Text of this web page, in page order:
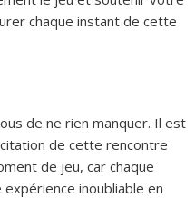
chaque instant de cette
de ne rien manquer. Il est
de cette rencontre
de jeu, car chaque
inoubliable en